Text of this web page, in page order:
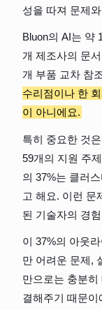
성을 따져 문제
Bluon의 AI는 약
개 제조사의 문
개 부품 교차 참
수리점이나 한
이 아니에요.
특히 중요한 것
59개의 지원 주
의 37%는 클러
고 해요. 이런 문
된 기술자의 경
이 37%의 아웃
만 어려운 문제,
만으로는 충분
결해주기 때문이